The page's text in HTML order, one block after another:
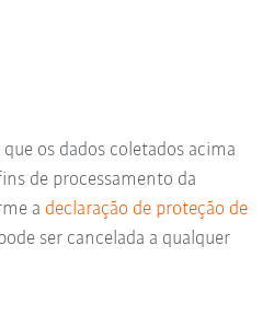
os dados coletados acima
de processamento da
a declaração de proteção de
ser cancelada a qualquer